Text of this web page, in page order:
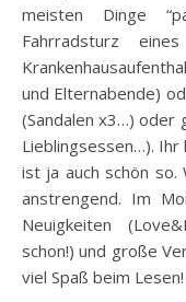
meisten Dinge
Fahrradsturz
und Elternabende)
(Sandalen x3…) oder
Lieblingsessen…). Ihr
ist ja auch schön
anstrengend. Im
Neuigkeiten
schon!) und große
viel Spaß beim